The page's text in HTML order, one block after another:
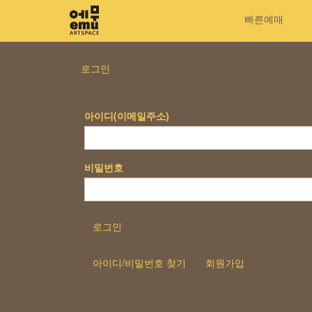
빠른예매
로그인
아이디(이메일주소)
비밀번호
로그인
아이디/비밀번호 찾기 회원가입